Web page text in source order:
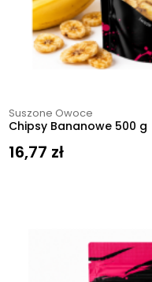
Suszone Owoce
Chipsy Bananowe 500 g
16,77 zł